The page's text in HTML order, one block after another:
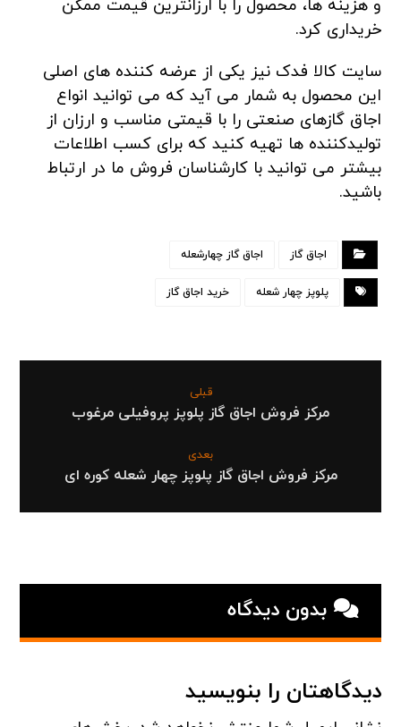
و هزینه ها، محصول را با ارزانترین قیمت ممکن
خریداری کرد.
سایت کالا فدک نیز یکی از عرضه کننده های اصلی
این محصول به شمار می آید که می توانید انواع
اجاق گازهای صنعتی را با قیمتی مناسب و ارزان از
تولیدکننده ها تهیه کنید که برای کسب اطلاعات
بیشتر می توانید با کارشناسان فروش ما در ارتباط
باشید.
اجاق گاز اجاق گاز چهارشعله
پلوپز چهار شعله خرید اجاق گاز
قبلی
مرکز فروش اجاق گاز پلوپز پروفیلی مرغوب
بعدی
مرکز فروش اجاق گاز پلوپز چهار شعله کوره ای
بدون دیدگاه
دیدگاهتان را بنویسید